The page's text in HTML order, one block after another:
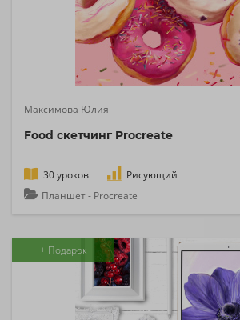
Максимова Юлия
Food скетчинг Procreate
30 уроков
Рисующий
Планшет - Procreate
+ Подарок